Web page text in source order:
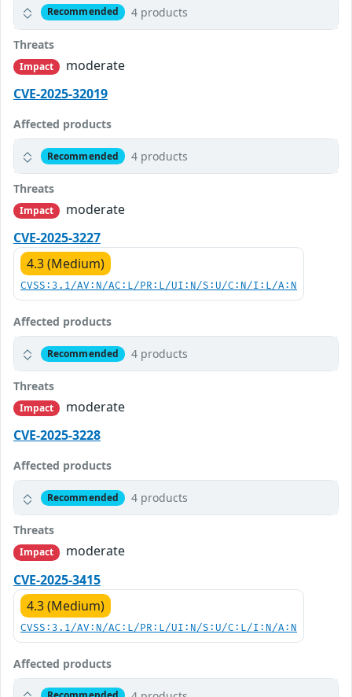
Recommended 4 products
Threats
Impact
moderate
CVE-2025-32019
Affected products
Recommended 4 products
Threats
Impact
moderate
CVE-2025-3227
4.3 (Medium)
CVSS:3.1/AV:N/AC:L/PR:L/UI:N/S:U/C:N/I:L/A:N
Affected products
Recommended 4 products
Threats
Impact
moderate
CVE-2025-3228
Affected products
Recommended 4 products
Threats
Impact
moderate
CVE-2025-3415
4.3 (Medium)
CVSS:3.1/AV:N/AC:L/PR:L/UI:N/S:U/C:L/I:N/A:N
Affected products